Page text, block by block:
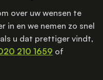
over uw wensen te
en we nemen zo snel
u dat prettiger vindt,
210 1659 of